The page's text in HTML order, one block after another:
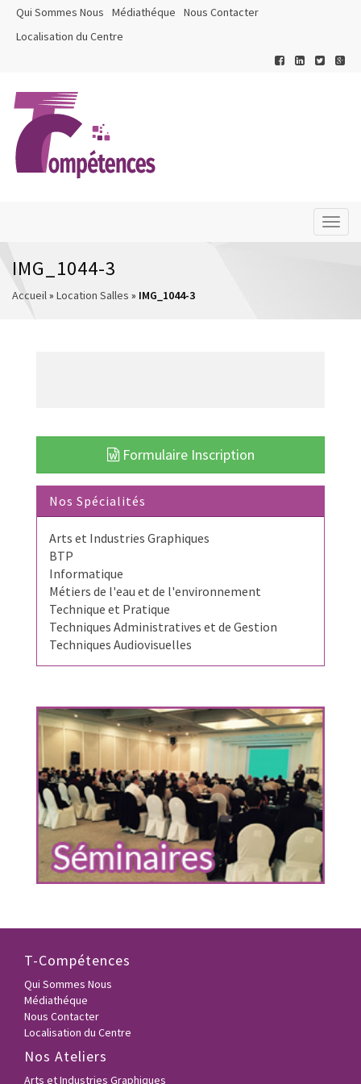
Qui Sommes Nous Médiathéque
Nous Contacter
Localisation du Centre
IMG_1044-3
Accueil» Location Salles » IMG_1044-3
Formulaire Inscription
Nos Spécialités
Arts et Industries Graphiques
BTP
Informatique
Métiers de l'eau et de l'environnement
Technique et Pratique
Techniques Administratives et de Gestion
Techniques Audiovisuelles
T-Compétences
Qui Sommes Nous
Médiathéque
Nous Contacter
Localisation du Centre
Nos Ateliers
Arts et Industries Graphiques